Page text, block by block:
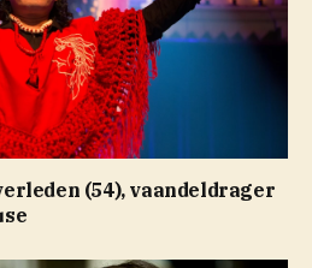
(54), vaandeldrager